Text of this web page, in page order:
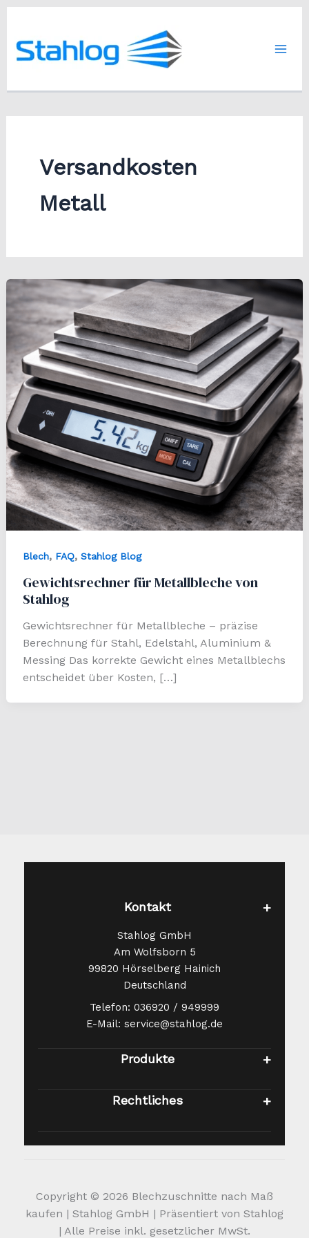
Zum
springen
Versandkosten
Metall
Blech, FAQ, Stahlog Blog
Gewichtsrechner für Metallbleche von
Stahlog
Gewichtsrechner für Metallbleche – präzise
Berechnung für Stahl, Edelstahl, Aluminium &
Messing Das korrekte Gewicht eines Metallblechs
entscheidet über Kosten, […]
Kontakt
Stahlog GmbH
Am Wolfsborn 5
99820 Hörselberg Hainich
Deutschland
Telefon: 036920 / 949999
E-Mail: service@stahlog.de
Produkte
Rechtliches
Copyright © 2026 Blechzuschnitte nach Maß
kaufen | Stahlog GmbH | Präsentiert von Stahlog
| Alle Preise inkl. gesetzlicher MwSt.